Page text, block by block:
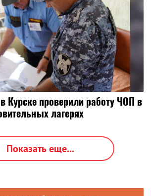
Курске проверили работу ЧОП в
лагерях
Показать еще...